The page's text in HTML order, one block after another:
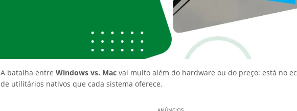
A batalha entre Windows vs. Mac vai muito além do hardware ou do preço: está no
de utilitários nativos que cada sistema oferece.